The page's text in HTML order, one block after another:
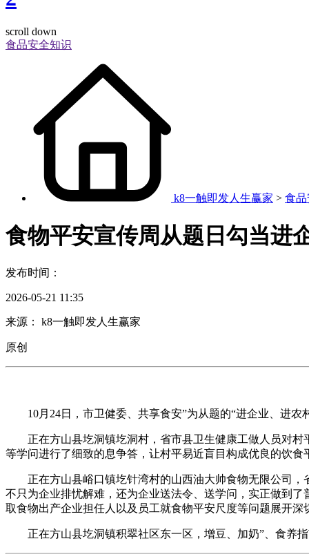
scroll down
食品安全知识
k8一触即发人生赢家 > 食
食物平安宣传周从题日勾当进
发布时间：
2026-05-21 11:35
来源： k8一触即发人生赢家
原创
10月24日，市卫健委、共享食安”为从题的“进企业、进农
正在方山县圪洞镇圪洞村，省市县卫生健康工做人员对村
等学问进行了细致的息争答，让村平易近盲目构成优良的饮食
正在方山县峪口镇圪针湾村的山西油大帅食物无限公司，
不只为企业排忧解难，还为企业送法令、送学问，实正做到
取食物出产企业担任人以及员工就食物平安尺度等问题展开
正在方山县圪洞镇积翠社区东一区，增豆、加奶”、食养指